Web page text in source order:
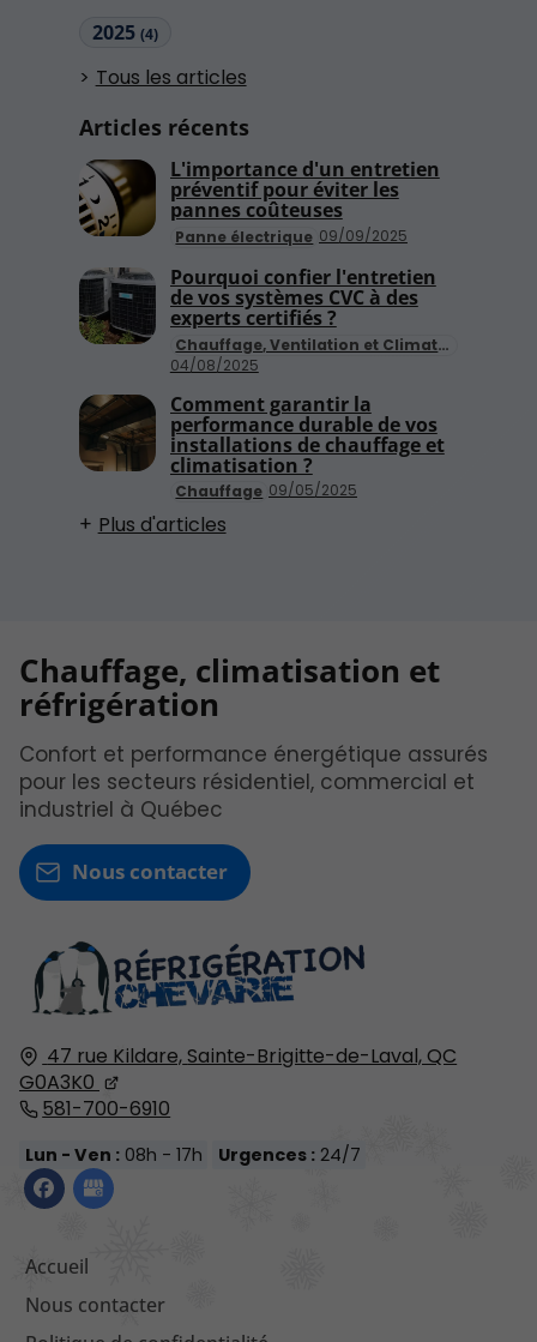
2025 (4)
Tous les articles
Articles récents
Panne électrique 09/09/2025
L'importance d'un entretien
préventif pour éviter les
pannes coûteuses
Chauffage, Ventilation et Climatisation (CVC)
04/08/2025
Pourquoi confier l'entretien
de vos systèmes CVC à des
experts certifiés ?
Chauffage 09/05/2025
Comment garantir la
performance durable de vos
installations de chauffage et
climatisation ?
Plus d'articles
47 rue Kildare,Sainte-Brigitte-de-Laval, QC
G0A3K0
581-700-6910
Lun - Ven :08h - 17h Urgences :24/7
Accueil
Nous contacter
Chauffage, climatisation et
réfrigération
Confort et performance énergétique assurés
pour les secteurs résidentiel, commercial et
industriel à Québec
Nous contacter